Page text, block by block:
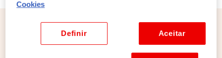
Pequenas ações podem mudar o mundo
Cookies
Aceitar
Definir